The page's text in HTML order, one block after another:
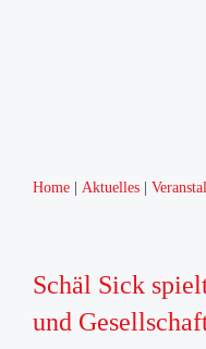
Home Aktuelles
Schäl Sick
und